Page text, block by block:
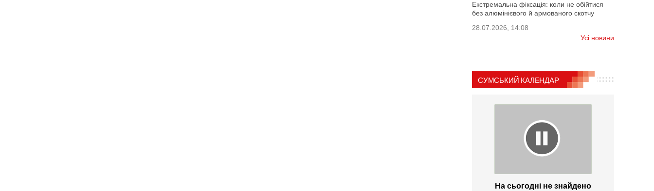
Екстремальна фіксація: коли не обійтися
без алюмінієвого й армованого скотчу
28.07.2026, 14:08
Усі новини
СУМСЬКИЙ КАЛЕНДАР
На сьогодні не знайдено